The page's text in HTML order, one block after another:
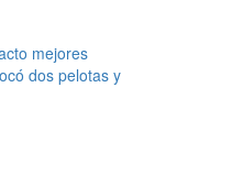
mejores
dos pelotas y